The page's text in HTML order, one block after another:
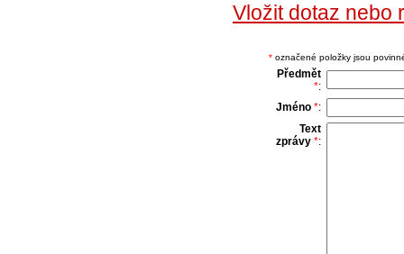
Vložit dotaz nebo
*označené položky jsou
Předmět
*:
Jméno *:
Text
zprávy *: